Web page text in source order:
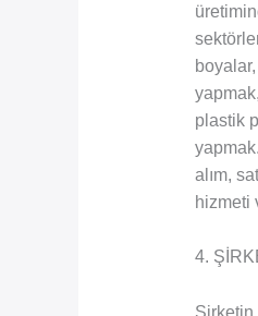
plastik
alım,
hizmeti
4.
Şirketin